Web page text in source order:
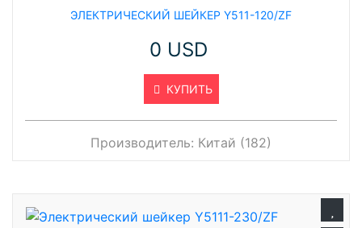
ЭЛЕКТРИЧЕСКИЙ ШЕЙКЕР Y511-120/ZF
0 USD
КУПИТЬ
Производитель: Китай (182)